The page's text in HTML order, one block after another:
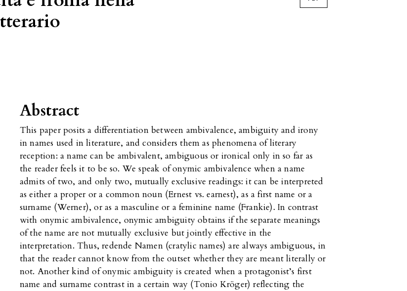
Abstract
This paper posits a differentiation between ambivalence, ambiguity and irony
in names used in literature, and considers them as phenomena of literary
reception: a name can be ambivalent, ambiguous or ironical only in so far as
the reader feels it to be so. We speak of onymic ambivalence when a name
admits of two, and only two, mutually exclusive readings: it can be interpreted
as either a proper or a common noun (Ernest vs. earnest), as a first name or a
surname (Werner), or as a masculine or a feminine name (Frankie). In contrast
with onymic ambivalence, onymic ambiguity obtains if the separate meanings
of the name are not mutually exclusive but jointly effective in the
interpretation. Thus, redende Namen (cratylic names) are always ambiguous, in
that the reader cannot know from the outset whether they are meant literally or
not. Another kind of onymic ambiguity is created when a protagonist’s first
name and surname contrast in a certain way (Tonio Kröger) reflecting the